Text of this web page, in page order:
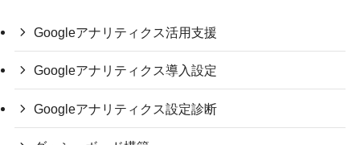
Googleアナリティクス活用支援
Googleアナリティクス導入設定
Googleアナリティクス設定診断